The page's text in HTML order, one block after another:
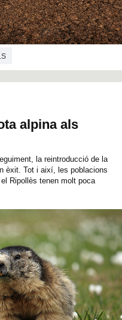
alpina als
la reintroducció de la
èxit. Tot i així, les poblacions
Ripollès tenen molt poca